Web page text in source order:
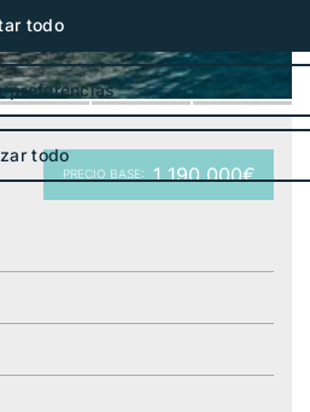
PRECIO BASE: 1 190 000€